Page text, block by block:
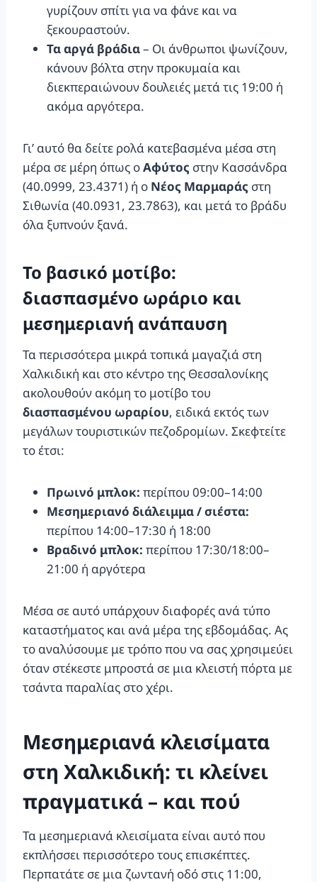
γυρίζουν σπίτι για να φάνε και να
ξεκουραστούν.
Τα αργά βράδια– Οι άνθρωποι ψωνίζουν,
κάνουν βόλτα στην προκυμαία και
διεκπεραιώνουν δουλειές μετά τις 19:00 ή
ακόμα αργότερα.
Γι’ αυτό θα δείτε ρολά κατεβασμένα μέσα στη
μέρα σε μέρη όπως οΑφύτος στην Κασσάνδρα
(40.0999, 23.4371) ή ο Νέος Μαρμαράς στη
Σιθωνία (40.0931, 23.7863), και μετά το βράδυ
όλα ξυπνούν ξανά.
Το βασικό μοτίβο:
διασπασμένο ωράριο και
μεσημεριανή ανάπαυση
Τα περισσότερα μικρά τοπικά μαγαζιά στη
Χαλκιδική και στο κέντρο της Θεσσαλονίκης
ακολουθούν ακόμη το μοτίβο του
διασπασμένου ωραρίου, ειδικά εκτός των
μεγάλων τουριστικών πεζοδρομίων. Σκεφτείτε
το έτσι:
Πρωινό μπλοκ: περίπου 09:00–14:00
Μεσημεριανό διάλειμμα / σιέστα:
περίπου 14:00–17:30 ή 18:00
Βραδινό μπλοκ: περίπου 17:30/18:00–
21:00 ή αργότερα
Μέσα σε αυτό υπάρχουν διαφορές ανά τύπο
καταστήματος και ανά μέρα της εβδομάδας. Ας
το αναλύσουμε με τρόπο που να σας χρησιμεύει
όταν στέκεστε μπροστά σε μια κλειστή πόρτα με
τσάντα παραλίας στο χέρι.
Μεσημεριανά κλεισίματα
στη Χαλκιδική: τι κλείνει
πραγματικά – και πού
Τα μεσημεριανά κλεισίματα είναι αυτό που
εκπλήσσει περισσότερο τους επισκέπτες.
Περπατάτε σε μια ζωντανή οδό στις 11:00,